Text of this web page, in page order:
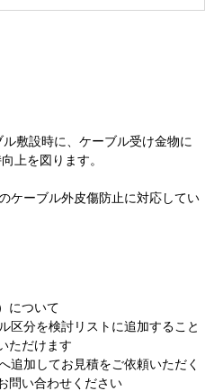
敷設時に、ケーブル受け金物に
上を図ります。
ケーブル外皮傷防止に対応してい
について
区分を検討リストに追加すること
ただけます
追加してお見積をご依頼いただく
問い合わせください